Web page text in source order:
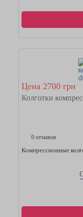
Цена 2700 грн
Колготки
0 отзывов
Компрессионные